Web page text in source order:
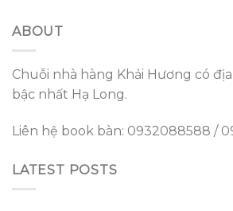
ABOUT
Chuỗi nhà hàng Khải Hương có
bậc nhất Hạ Long.
Liên hệ book bàn: 0932088588 /
LATEST POSTS